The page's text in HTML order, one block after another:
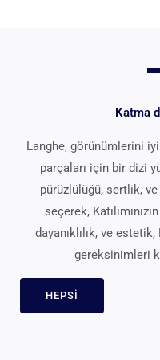
Katma
Langhe, görünümlerini
parçaları için bir dizi
pürüzlülüğü, sertlik,
seçerek,
dayanıklılık, ve
gereksinimleri
HEPSI